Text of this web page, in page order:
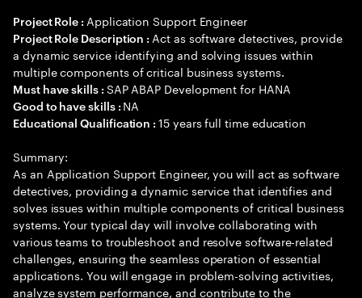
Project Role : Application Support Engineer
Project Role Description : Act as software detectives, provide
a dynamic service identifying and solving issues within
multiple components of critical business systems.
Must have skills : SAP ABAP Development for HANA
Good to have skills : NA
Educational Qualification :15 years full time education
Summary:
As an Application Support Engineer, you will act as software
detectives, providing a dynamic service that identifies and
solves issues within multiple components of critical business
systems. Your typical day will involve collaborating with
various teams to troubleshoot and resolve software-related
challenges, ensuring the seamless operation of essential
applications. You will engage in problem-solving activities,
analyze system performance, and contribute to the